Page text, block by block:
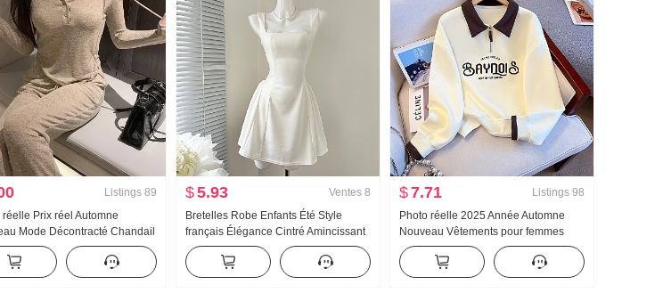
Listings 89
réelle Prix réel Automne
Mode Décontracté Chandail
Wei Pantalon Amincissant
Costume de sport Femme
$5.93 Ventes 8
Bretelles Robe Enfants Été Style
français Élégance Cintré Amincissant
Robe débardeur Mini-jupe
$7.71 Listings 98
Photo réelle 2025 Année Automne
Nouveau Vêtements pour femmes
Sweat-shirt Réduction de l'âge Moitié
Fermeture éclair Mode Col polo
Décontracté Polyvalent Amincissant